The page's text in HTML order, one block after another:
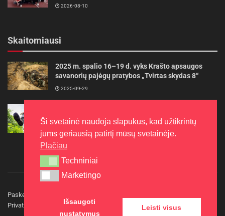
2026-08-10
Skaitomiausi
2025 m. spalio 16–19 d. vyks Krašto apsaugos
savanorių pajėgų pratybos „Tvirtas skydas 8“
2025-09-29
ilgiau
2022-06-27
Paskelbkite naujieną
Privatumo politika
Kontaktai
Ši svetainė naudoja slapukus, kad užtikrintų
jums geriausią patirtį mūsų svetainėje.
Plačiau
Techniniai
Techniniai
Marketingo
Marketingo
Išsaugoti
nustatymus
Leisti visus